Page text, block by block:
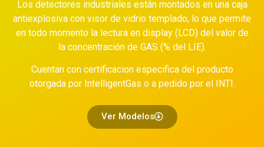
Los detectores industriales están montados en una caja
antiexplosiva con visor de vidrio templado, lo que permite
en todo momento la lectura en display (LCD) del valor de
la concentración de GAS (% del LIE).
Cuentan con certificacion especifica del producto
otorgada por IntelligentGas o a pedido por el INTI.
Ver Modelos